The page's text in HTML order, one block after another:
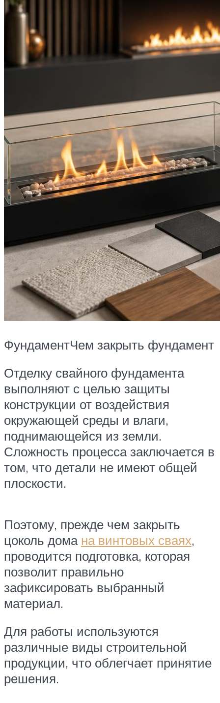
ФундаментЧем закрыть фундамент
Отделку свайного фундамента
выполняют с целью защиты
конструкции от воздействия
окружающей среды и влаги,
поднимающейся из земли.
Сложность процесса заключается в
том, что детали не имеют общей
плоскости.
Поэтому, прежде чем закрыть
цоколь дома на винтовых сваях,
проводится подготовка, которая
позволит правильно
зафиксировать выбранный
материал.
Для работы используются
различные виды строительной
продукции, что облегчает принятие
решения.